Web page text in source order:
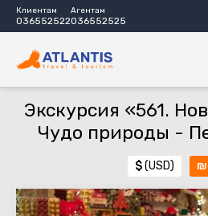
Клиентам
036552522
Агентам
036552525
Экскурсия «561.
Чудо природы -
$(USD) ₪